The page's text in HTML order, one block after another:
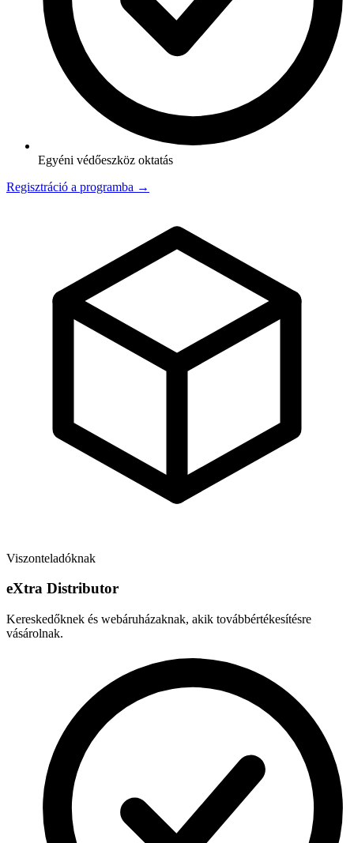
Egyéni védőeszköz oktatás
Regisztráció a programba →
Viszonteladóknak
eXtra Distributor
Kereskedőknek és webáruházaknak, akik továbbértékesítésre
vásárolnak.